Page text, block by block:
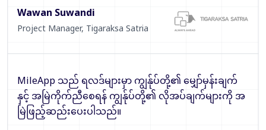
Wawan Suwandi
Project Manager, Tigaraksa Satria
MileApp သည် ရလဒ်များမှာ ကျွန်ုပ်တို့၏ မျှော်မှန်းချက်
နှင့် အမြဲကိုက်ညီစေရန် ကျွန်ုပ်တို့၏ လိုအပ်ချက်များကို အ
မြဲဖြည့်ဆည်းပေးပါသည်။